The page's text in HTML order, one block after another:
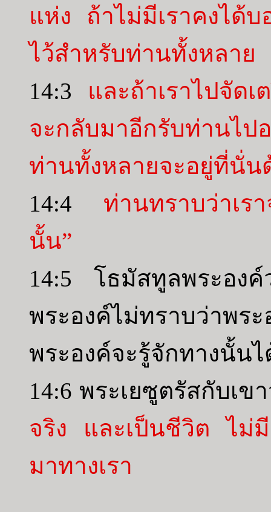
แห่ง ถ้าไม่มีเราคงได้
ไว้สำหรับท่านทั้งหลาย
14:3 และถ้าเราไปจัด
จะกลับมาอีกรับท่านไป
ท่านทั้งหลายจะอยู่ที่นั่น
14:4 ท่านทราบว่าเร
นั้น”
14:5 โธมัสทูลพระอง
พระองค์ไม่ทราบว่าพร
พระองค์จะรู้จักทางนั้นไ
14:6 พระเยซูตรัสกับเข
จริง และเป็นชีวิต ไม่
มาทางเรา